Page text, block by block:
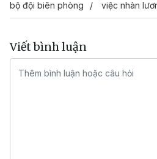
bộ đội biên phòng
việc nhàn
Viết bình luận